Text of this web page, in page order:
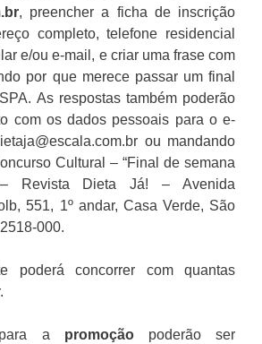
, preencher a ficha de inscrição
completo, telefone residencial
e/ou e-mail, e criar uma frase com
por que merece passar um final
As respostas também poderão
com os dados pessoais para o e-
ou mandando
Cultural – “Final de semana
– Revista Dieta Já! – Avenida
551, 1º andar, Casa Verde, São
000.
poderá concorrer com quantas
para a promoçãopoderão ser